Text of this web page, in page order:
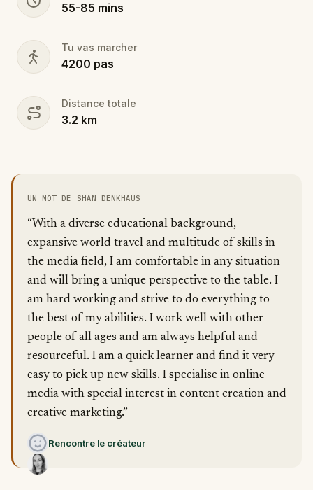
55-85 mins
Tu vas marcher
4200 pas
Distance totale
3.2 km
UN MOT DE SHAN DENKHAUS
“With a diverse educational background,
expansive world travel and multitude of skills in
the media field, I am comfortable in any situation
and will bring a unique perspective to the table. I
am hard working and strive to do everything to
the best of my abilities. I work well with other
people of all ages and am always helpful and
resourceful. I am a quick learner and find it very
easy to pick up new skills. I specialise in online
media with special interest in content creation and
creative marketing.”
Rencontre le créateur